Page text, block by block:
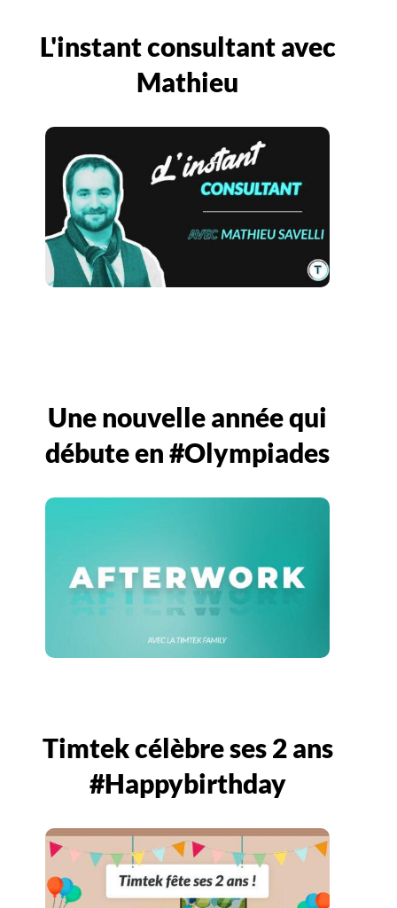
L'instant consultant avec
Mathieu
Une nouvelle année qui
débute en #Olympiades
Timtek célèbre ses 2 ans
#Happybirthday